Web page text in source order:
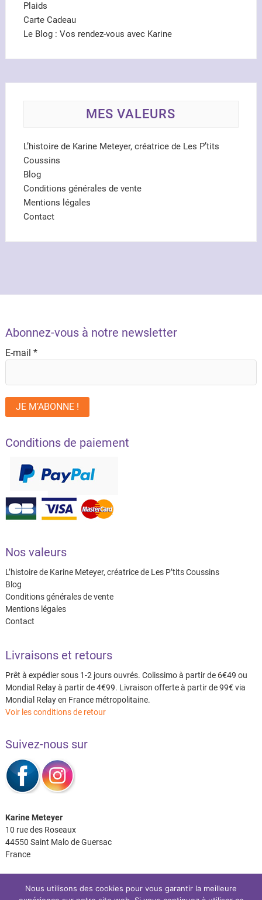
Plaids
Carte Cadeau
Le Blog : Vos rendez-vous avec Karine
MES VALEURS
L’histoire de Karine Meteyer, créatrice de Les P’tits
Coussins
Blog
Conditions générales de vente
Mentions légales
Contact
Abonnez-vous à notre newsletter
E-mail *
Conditions de paiement
Nos valeurs
L’histoire de Karine Meteyer, créatrice de Les P’tits Coussins
Blog
Conditions générales de vente
Mentions légales
Contact
Livraisons et retours
Prêt à expédier sous 1-2 jours ouvrés. Colissimo à partir de 6€49 ou
Mondial Relay à partir de 4€99. Livraison offerte à partir de 99€ via
Mondial Relay en France métropolitaine.
Voir les conditions de retour
Suivez-nous sur
Karine Meteyer
10 rue des Roseaux
44550 Saint Malo de Guersac
France
Nous utilisons des cookies pour vous garantir la meilleure